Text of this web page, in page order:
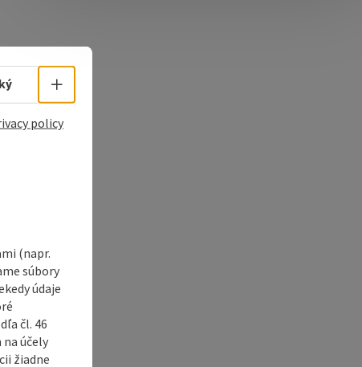
Select language - Open menu
policy
(napr.
súbory
údaje
čl. 46
účely
žiadne